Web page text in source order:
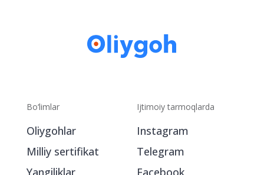
Bo‘limlar Ijtimoiy tarmoqlarda